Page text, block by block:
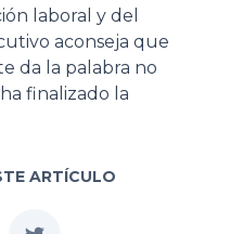
laboral y del
aconseja que
da la palabra no
finalizado la
ARTÍCULO